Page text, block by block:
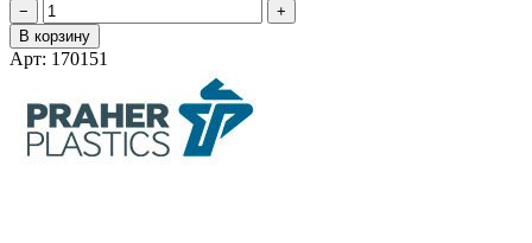
−
+
В корзину
Арт: 170151